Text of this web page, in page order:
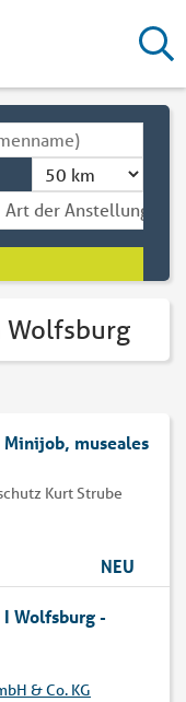
Art der Anstellung
Wolfsburg
museales
Kurt Strube
NEU
Wolfsburg -
& Co. KG